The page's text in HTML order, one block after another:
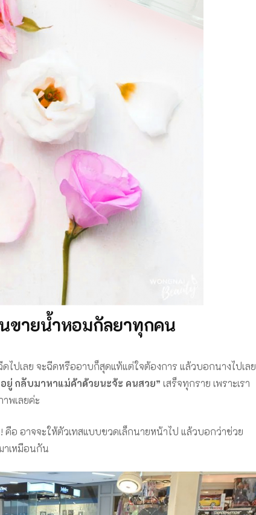
ขายน้ำหอมกัลยาทุกคน
ปเลย จะฉีดหรืออาบก็สุดแท้แต่ใจต้องการ แล้วบอกนางไปเลย
ยู่ กลับมาหาแม่ค้าด้วยนะจ้ะ คนสวย” เสร็จทุกราย เพราะเรา
พเลยค่ะ
คือ อาจจะให้ตัวเทสแบบขวดเล็กนายหน้าไป แล้วบอกว่าช่วย
เหมือนกัน